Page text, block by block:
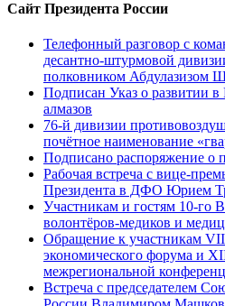
Сайт Президента России
Телефонный разговор с
десантно-штурмовой
полковником Абдулазизом
Подписан Указ о развитии в
алмазов
76-й дивизии
почётное наименование
Подписано распоряжение о
Рабочая встреча с вице-
Президента в ДФО Юрием
Участникам и гостям 10-го
волонтёров-медиков и
Обращение к участникам
экономического форума и
межрегиональной
Встреча с председателем